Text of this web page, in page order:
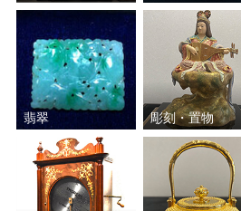
翡翠 彫刻・置物